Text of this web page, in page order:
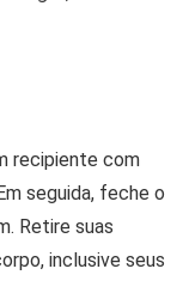
recipiente com
seguida, feche o
Retire suas
inclusive seus